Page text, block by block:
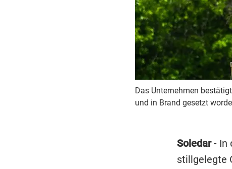
Das Unternehmen
und in Brand gesetzt
Soledar- In
stillgelegte